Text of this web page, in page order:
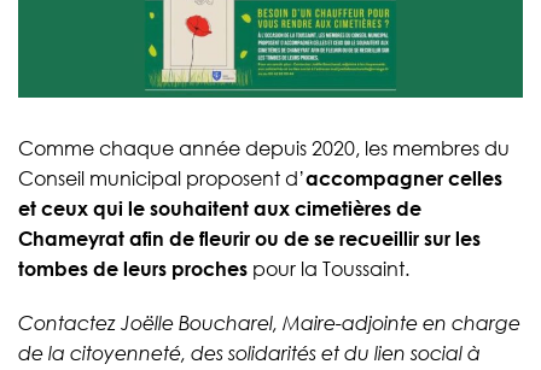
Comme chaque année depuis 2020, les membres du
Conseil municipal proposent d’accompagner celles
et ceux qui le souhaitent aux cimetières de
Chameyrat afin de fleurir ou de se recueillir sur les
tombes de leurs proches pour la Toussaint.
Contactez Joëlle Boucharel, Maire-adjointe en charge
de la citoyenneté, des solidarités et du lien social à